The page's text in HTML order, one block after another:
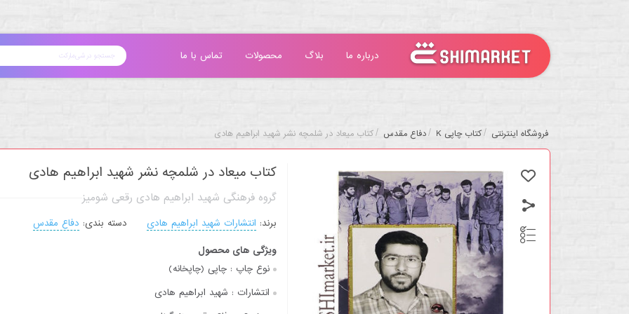
درباره ما بلاگ محصولات تماس با ما
فروشگاه اینترنتی /کتاب چاپی K /دفاع مقدس /کتاب میعاد در شلمچه نشر شهید ابراهیم هادی
کتاب میعاد در شلمچه نشر شهید ابراهیم هادی
گروه فرهنگی شهید ابراهیم هادی رقعی شومیز
برند: انتشارات شهید ابراهیم هادی دسته بندی: دفاع مقدس
ویژگی های محصول
نوع چاپ :چاپی (چاپخانه)
انتشارات : شهید ابراهیم هادی